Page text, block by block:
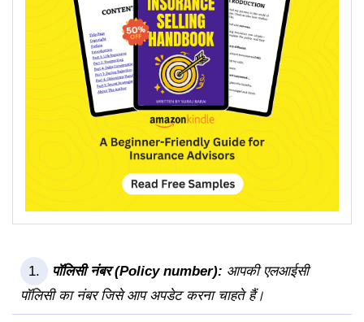
पॉलिसी नंबर (Policy number): आपकी एलआईसी
पॉलिसी का नंबर जिसे आप अपडेट करना चाहते हैं।